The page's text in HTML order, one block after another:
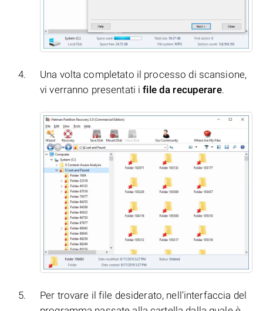
Una volta completato il processo di scansione,
vi verranno presentati ifile da recuperare.
Per trovare il file desiderato, nell’interfaccia del